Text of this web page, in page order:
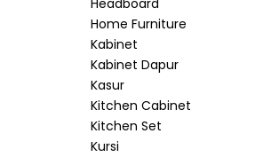
Headboard
Home Furniture
Kabinet
Kabinet Dapur
Kasur
Kitchen Cabinet
Kitchen Set
Kursi